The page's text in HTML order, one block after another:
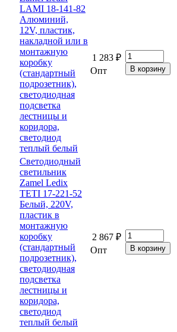
LAMI 18-141-82
Алюминий,
12V, пластик,
накладной или в
монтажную
коробку
(стандартный
подрозетник),
светодиодная
подсветка
лестницы и
коридора,
светодиод
теплый белый
1 283 ₽
Опт
Светодиодный
светильник
Zamel Ledix
TETI 17-221-52
Белый, 220V,
пластик в
монтажную
коробку
(стандартный
подрозетник),
светодиодная
подсветка
лестницы и
коридора,
светодиод
теплый белый
2 867 ₽
Опт